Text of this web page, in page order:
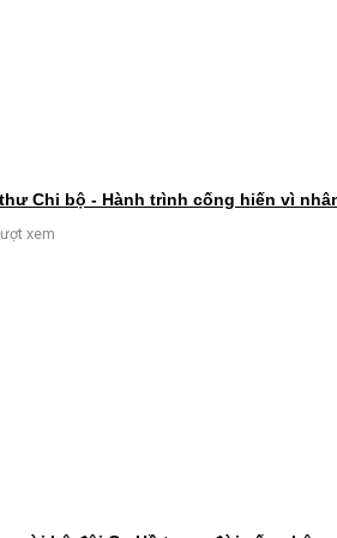
Chi bộ - Hành trình cống hiến vì
xem